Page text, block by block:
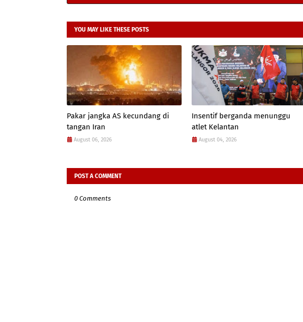
YOU MAY LIKE THESE POSTS
Pakar jangka AS kecundang di
tangan Iran
August 06, 2026
Insentif berganda menunggu
atlet Kelantan
August 04, 2026
POST A COMMENT
0 Comments